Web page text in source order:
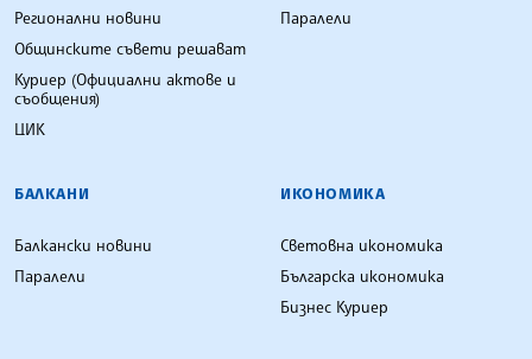
Регионални новини
Общинските съвети решават
Куриер (Официални актове и
съобщения)
ЦИК
Паралели
БАЛКАНИ
Балкански новини
Паралели
ИКОНОМИКА
Световна икономика
Българска икономика
Бизнес Куриер